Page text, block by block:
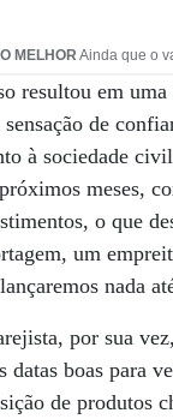
MELHOR Ainda que o
resultou em
sensação de
à sociedade
meses,
o que
um
nada
por sua
datas boas para
de produtos